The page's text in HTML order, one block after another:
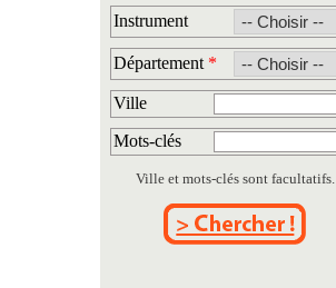
Instrument
Département *
Ville
Mots-clés
Ville et mots-clés sont facultatifs.